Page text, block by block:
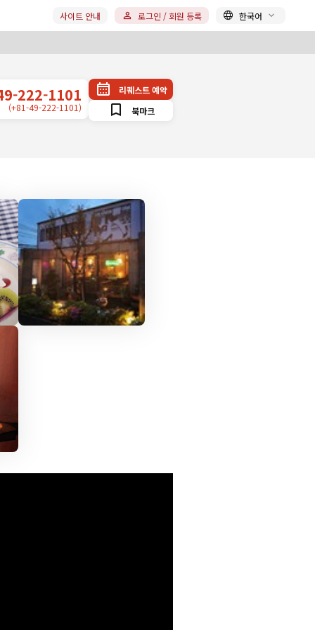
사이트 안내 로그인 / 회원 등록 한국어
222-1101
(+81-49-222-1101)
리퀘스트 예약
북마크